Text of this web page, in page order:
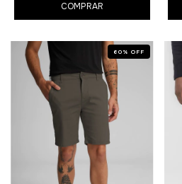
COMPRAR
60 % OFF